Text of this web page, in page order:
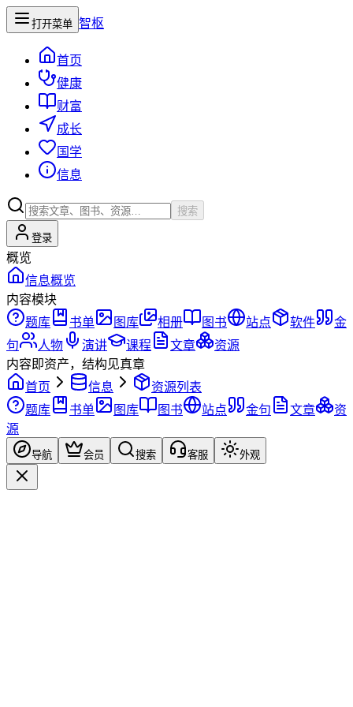
打开菜单 智枢
首页
健康
财富
成长
国学
信息
搜索
登录
概览
信息概览
内容模块
题库
书单 图库 相册 图书 站点 软件
金
句
人物 演讲 课程 文章
资源
内容即资产，结构见真章
首页
信息
资源列表
题库
书单 图库 图书 站点 金句 文章
资
源
导航 会员 搜索 客服 外观